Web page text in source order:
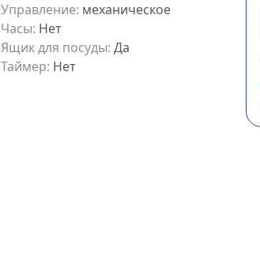
Управление: механическое
Часы: Нет
Ящик для посуды: Да
Таймер: Нет